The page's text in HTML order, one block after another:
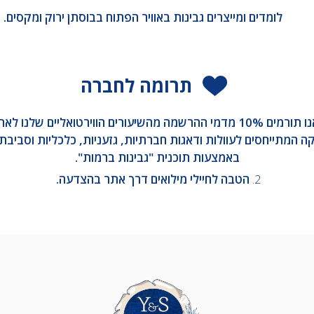
לומדים ומייצרים גבינות באוויר הפתוח בבוסתן ירוק ומקסים.
תרומה לחברה
1. אנו תורמים 10% מדמי ההרשמה מהשיעורים הווירטואליים שלנו
המתייחסים לעוולות ודאגות חברתיות, גזעניות, כלכליות
באמצעות תוכנית "גבינות ברמות".
2. הטבה לחיילי מילואים דרך אתר בהצדעה.